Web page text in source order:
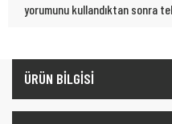
yorumunu kullandıktan sonra
ÜRÜN BİLGİSİ